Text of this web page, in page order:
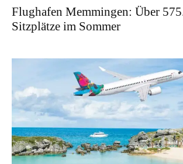
Flughafen Memmingen: Über
Sitzplätze im Sommer